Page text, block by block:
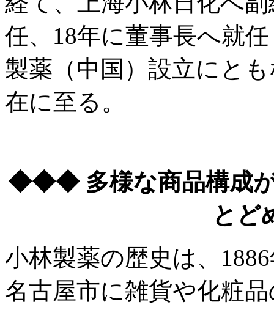
任、18年に董事長へ就
製薬（中国）設立にと
在に至る。
◆◆◆ 多様な商品構成が
と
小林製薬の歴史は、
名古屋市に雑貨や化粧